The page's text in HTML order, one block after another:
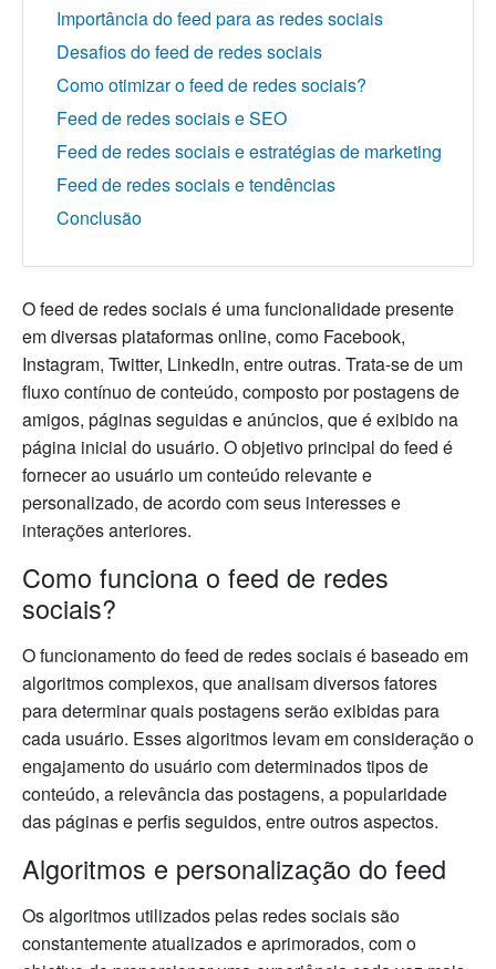
Importância do feed para as redes sociais
Desafios do feed de redes sociais
Como otimizar o feed de redes sociais?
Feed de redes sociais e SEO
Feed de redes sociais e estratégias de marketing
Feed de redes sociais e tendências
Conclusão
O feed de redes sociais é uma funcionalidade presente
em diversas plataformas online, como Facebook,
Instagram, Twitter, LinkedIn, entre outras. Trata-se de um
fluxo contínuo de conteúdo, composto por postagens de
amigos, páginas seguidas e anúncios, que é exibido na
página inicial do usuário. O objetivo principal do feed é
fornecer ao usuário um conteúdo relevante e
personalizado, de acordo com seus interesses e
interações anteriores.
Como funciona o feed de redes
sociais?
O funcionamento do feed de redes sociais é baseado em
algoritmos complexos, que analisam diversos fatores
para determinar quais postagens serão exibidas para
cada usuário. Esses algoritmos levam em consideração o
engajamento do usuário com determinados tipos de
conteúdo, a relevância das postagens, a popularidade
das páginas e perfis seguidos, entre outros aspectos.
Algoritmos e personalização do feed
Os algoritmos utilizados pelas redes sociais são
constantemente atualizados e aprimorados, com o